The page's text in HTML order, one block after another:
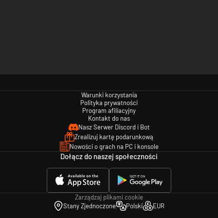
Warunki korzystania
Polityka prywatności
Program afiliacyjny
Kontakt do nas
Nasz Serwer Discord i Bot
Zrealizuj kartę podarunkową
Nowości o grach na PC i konsole
Dołącz do naszej społeczności
Zarządzaj plikami cookie
Stany Zjednoczone
Polski EUR